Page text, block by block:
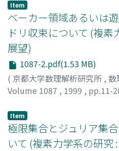
Item
ベーカー領域あるいは
ドリ収束について (複素
展望)
1087-2.pdf(1.53 MB)
( 京都大学数理解析研究所 , 数
Volume 1087 , 1999 , pp.11-
Item
極限集合とジュリア集
いて (複素力学系の研究